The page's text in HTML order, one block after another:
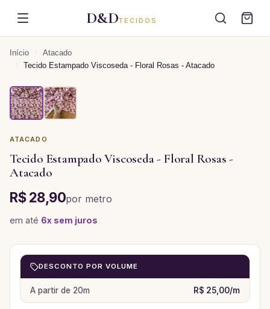
D&DTECIDOS
Início / Atacado
/ Tecido Estampado Viscoseda - Floral Rosas - Atacado
ATACADO
Tecido Estampado Viscoseda - Floral Rosas -
Atacado
R$ 28,90por metro
em até 6x sem juros
DESCONTO POR VOLUME
A partir de 20m R$ 25,00/m